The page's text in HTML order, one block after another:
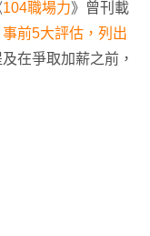
104職場力》曾刊載
前5大評估，列出
在爭取加薪之前，